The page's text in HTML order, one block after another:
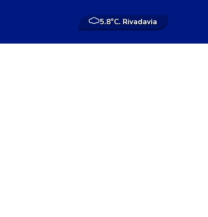
5.8°C. Rivadavia